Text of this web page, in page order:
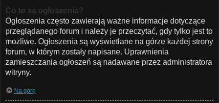
Co to są ogłoszenia?
Ogłoszenia często zawierają ważne informacje dotyczące
przeglądanego forum i należy je przeczytać, gdy tylko jest to
możliwe. Ogłoszenia są wyświetlane na górze każdej strony
forum, w którym zostały napisane. Uprawnienia
zamieszczania ogłoszeń są nadawane przez administratora
witryny.
Na górę